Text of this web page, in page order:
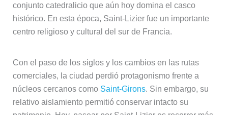
conjunto catedralicio que aún hoy domina el casco
histórico. En esta época, Saint-Lizier fue un importante
centro religioso y cultural del sur de Francia.
Con el paso de los siglos y los cambios en las rutas
comerciales, la ciudad perdió protagonismo frente a
núcleos cercanos como Saint-Girons. Sin embargo, su
relativo aislamiento permitió conservar intacto su